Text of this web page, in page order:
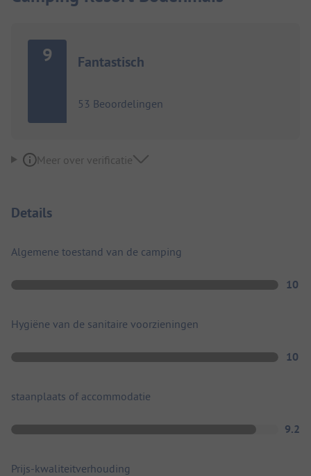
9 Fantastisch
53 Beoordelingen
Meer over verificatie
Details
Algemene toestand van de camping
10
Hygiëne van de sanitaire voorzieningen
10
staanplaats of accommodatie
9.2
Prijs-kwaliteitverhouding